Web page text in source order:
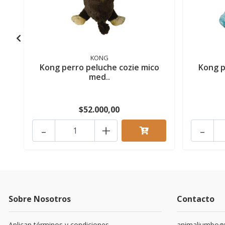
KONG
Kong perro peluche cozie mico
med..
$52.000,00
- +
Kong
-
Sobre Nosotros Contacto